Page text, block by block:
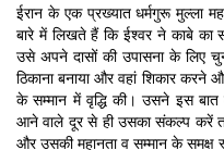
ईरान के एक प्रख्यात धर्मगुरू मुल्ला
बारे में लिखते हैं कि ईश्वर ने काबे का
उसे अपने दासों की उपासना के लिए
ठिकाना बनाया और वहां शिकार
के सम्मान में वृद्धि की। उसने इस
आने वाले दूर से ही उसका संकल्प करें
और उसकी महानता व सम्मान के समक्ष